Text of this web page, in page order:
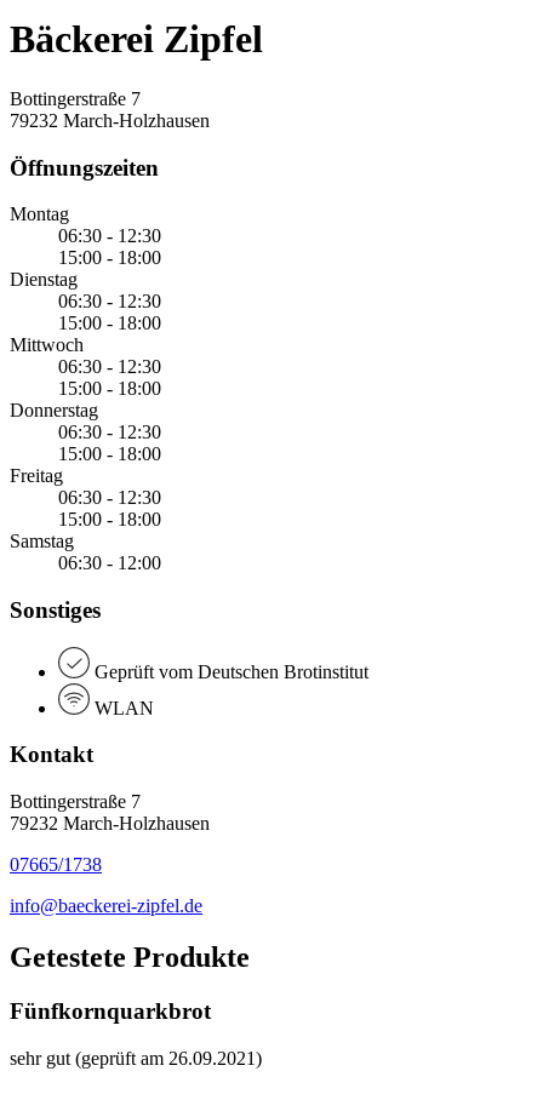
Bäckerei Zipfel
Bottingerstraße 7
79232 March-Holzhausen
Öffnungszeiten
Montag
06:30 - 12:30
15:00 - 18:00
Dienstag
06:30 - 12:30
15:00 - 18:00
Mittwoch
06:30 - 12:30
15:00 - 18:00
Donnerstag
06:30 - 12:30
15:00 - 18:00
Freitag
06:30 - 12:30
15:00 - 18:00
Samstag
06:30 - 12:00
Sonstiges
Geprüft vom Deutschen Brotinstitut
WLAN
Kontakt
Bottingerstraße 7
79232 March-Holzhausen
07665/1738
info@baeckerei-zipfel.de
Getestete Produkte
Fünfkornquarkbrot
sehr gut (geprüft am 26.09.2021)